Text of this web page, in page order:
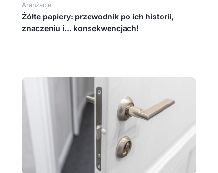
Aranżacje
Żółte papiery: przewodnik po ich historii,
znaczeniu i… konsekwencjach!